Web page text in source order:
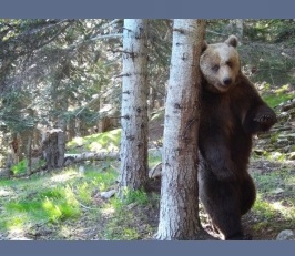
al
contenido